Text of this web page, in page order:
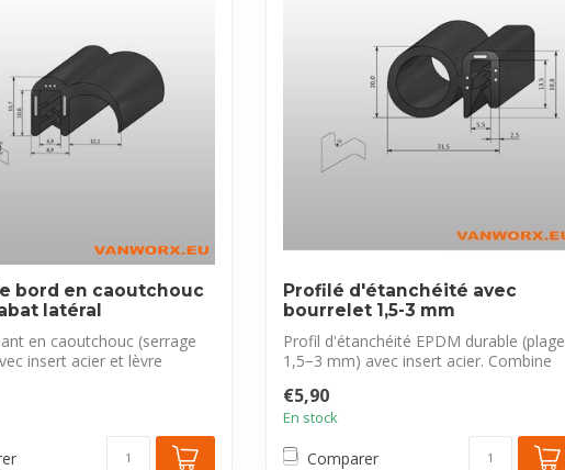
bord en caoutchouc
latéral
en caoutchouc (serrage
insert acier et lèvre
Profilé d'étanchéité avec
bourrelet 1,5-3 mm
Profil d'étanchéité EPDM durable (plage
1,5−3 mm) avec insert acier. Combine
€5,90
En stock
Comparer